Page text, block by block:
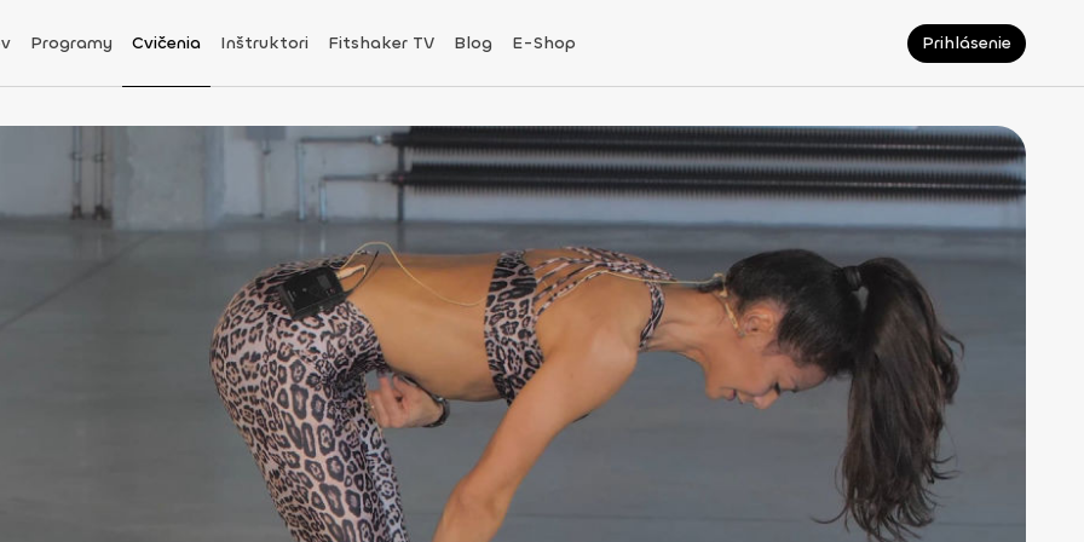
Programy Cvičenia Inštruktori Fitshaker TV Blog E-Shop Prihlásenie